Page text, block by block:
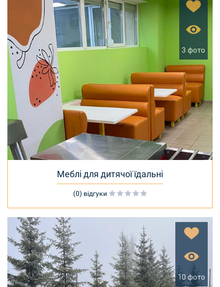
Меблі для дитячої їдальні
(0) відгуки
3 фото
10 фото